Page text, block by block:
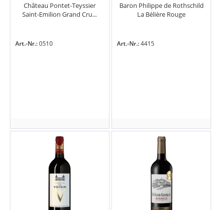
Château Pontet-Teyssier
Saint-Emilion Grand Cru...
Art.-Nr.:0510
Baron Philippe de Rothschild
La Bélière Rouge
Art.-Nr.:4415